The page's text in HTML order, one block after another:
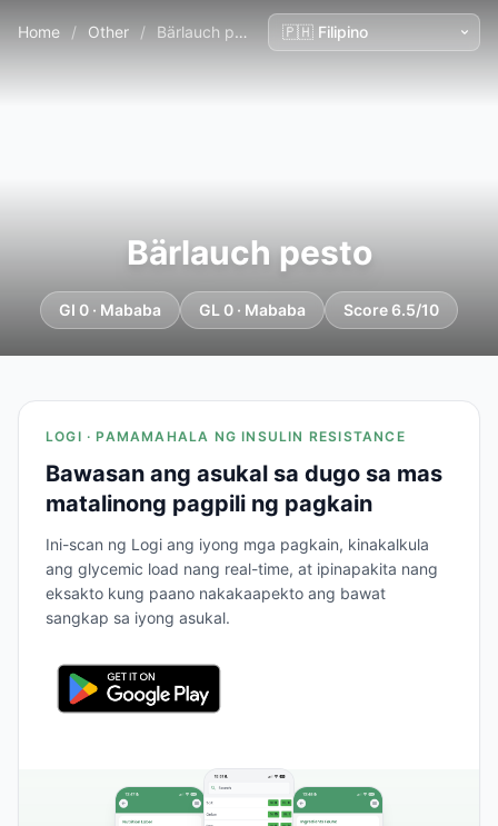
Home / Other / Bärlauch pesto
Bärlauch pesto
GI 0 · Mababa GL 0 · Mababa Score 6.5/10
LOGI · PAMAMAHALA NG INSULIN RESISTANCE
Bawasan ang asukal sa dugo sa mas
matalinong pagpili ng pagkain
Ini-scan ng Logi ang iyong mga pagkain, kinakalkula
ang glycemic load nang real-time, at ipinapakita nang
eksakto kung paano nakakaapekto ang bawat
sangkap sa iyong asukal.